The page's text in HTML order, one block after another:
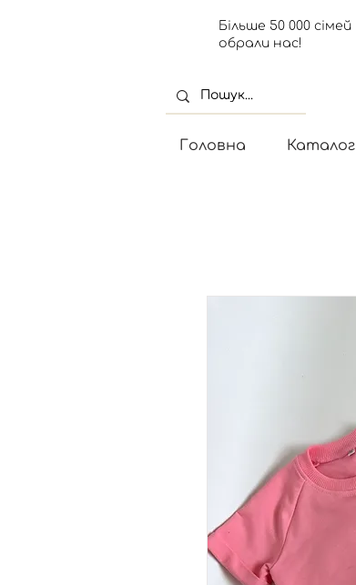
Більше 50 000 сімей
обрали нас!
Головна Каталог